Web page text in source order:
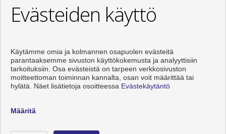
Asunnot ja talo myytävänä Torrevieja
Evästeiden käyttö
Käytämme omia ja kolmannen osapuolen evästeitä
parantaaksemme sivuston käyttökokemusta ja analyyttisiin
tarkoituksiin. Osa evästeistä on tarpeen verkkosivuston
moitteettoman toiminnan kannalta, osan voit määrittää tai
hylätä. Näet lisätietoja osoitteessa Evästekäytäntö
Määritä